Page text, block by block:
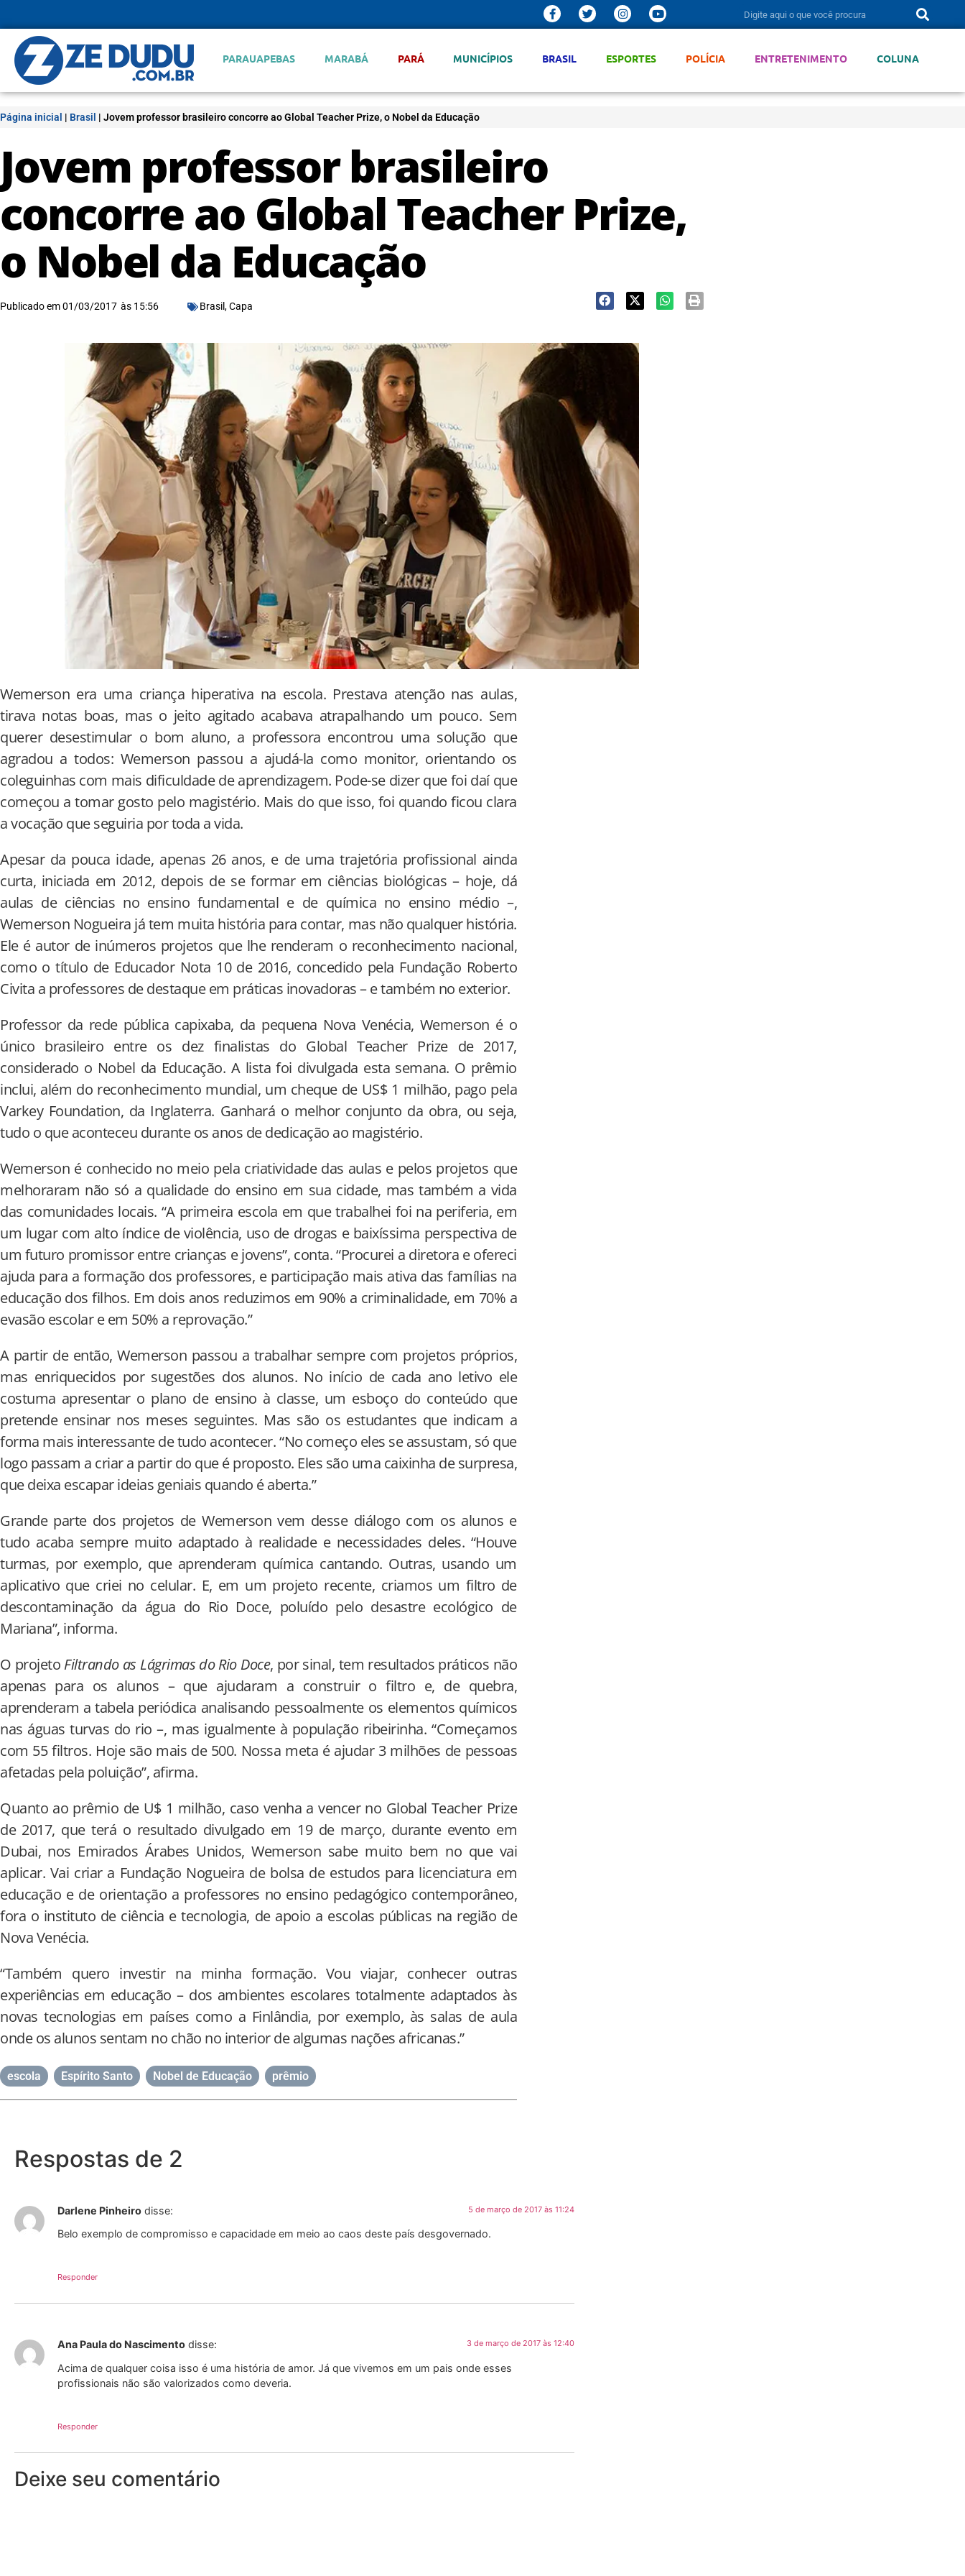
PARAUAPEBAS MARABÁ PARÁ MUNICÍPIOS BRASIL ESPORTES POLÍCIA ENTRETENIMENTO COLUNA
Página inicial | Brasil | Jovem professor brasileiro concorre ao Global Teacher Prize, o Nobel da Educação
Jovem professor brasileiro
concorre ao Global Teacher Prize,
o Nobel da Educação
Publicado em01/03/2017 às 15:56 Brasil,Capa
Wemerson era uma criança hiperativa na escola. Prestava atenção nas aulas,
tirava notas boas, mas o jeito agitado acabava atrapalhando um pouco. Sem
querer desestimular o bom aluno, a professora encontrou uma solução que
agradou a todos: Wemerson passou a ajudá-la como monitor, orientando os
coleguinhas com mais dificuldade de aprendizagem. Pode-se dizer que foi daí que
começou a tomar gosto pelo magistério. Mais do que isso, foi quando ficou clara
a vocação que seguiria por toda a vida.
Apesar da pouca idade, apenas 26 anos, e de uma trajetória profissional ainda
curta, iniciada em 2012, depois de se formar em ciências biológicas – hoje, dá
aulas de ciências no ensino fundamental e de química no ensino médio –,
Wemerson Nogueira já tem muita história para contar, mas não qualquer história.
Ele é autor de inúmeros projetos que lhe renderam o reconhecimento nacional,
como o título de Educador Nota 10 de 2016, concedido pela Fundação Roberto
Civita a professores de destaque em práticas inovadoras – e também no exterior.
Professor da rede pública capixaba, da pequena Nova Venécia, Wemerson é o
único brasileiro entre os dez finalistas do Global Teacher Prize de 2017,
considerado o Nobel da Educação. A lista foi divulgada esta semana. O prêmio
inclui, além do reconhecimento mundial, um cheque de US$ 1 milhão, pago pela
Varkey Foundation, da Inglaterra. Ganhará o melhor conjunto da obra, ou seja,
tudo o que aconteceu durante os anos de dedicação ao magistério.
Wemerson é conhecido no meio pela criatividade das aulas e pelos projetos que
melhoraram não só a qualidade do ensino em sua cidade, mas também a vida
das comunidades locais. “A primeira escola em que trabalhei foi na periferia, em
um lugar com alto índice de violência, uso de drogas e baixíssima perspectiva de
um futuro promissor entre crianças e jovens”, conta. “Procurei a diretora e ofereci
ajuda para a formação dos professores, e participação mais ativa das famílias na
educação dos filhos. Em dois anos reduzimos em 90% a criminalidade, em 70% a
evasão escolar e em 50% a reprovação.”
A partir de então, Wemerson passou a trabalhar sempre com projetos próprios,
mas enriquecidos por sugestões dos alunos. No início de cada ano letivo ele
costuma apresentar o plano de ensino à classe, um esboço do conteúdo que
pretende ensinar nos meses seguintes. Mas são os estudantes que indicam a
forma mais interessante de tudo acontecer. “No começo eles se assustam, só que
logo passam a criar a partir do que é proposto. Eles são uma caixinha de surpresa,
que deixa escapar ideias geniais quando é aberta.”
Grande parte dos projetos de Wemerson vem desse diálogo com os alunos e
tudo acaba sempre muito adaptado à realidade e necessidades deles. “Houve
turmas, por exemplo, que aprenderam química cantando. Outras, usando um
aplicativo que criei no celular. E, em um projeto recente, criamos um filtro de
descontaminação da água do Rio Doce, poluído pelo desastre ecológico de
Mariana”, informa.
O projeto Filtrando as Lágrimas do Rio Doce, por sinal, tem resultados práticos não
apenas para os alunos – que ajudaram a construir o filtro e, de quebra,
aprenderam a tabela periódica analisando pessoalmente os elementos químicos
nas águas turvas do rio –, mas igualmente à população ribeirinha. “Começamos
com 55 filtros. Hoje são mais de 500. Nossa meta é ajudar 3 milhões de pessoas
afetadas pela poluição”, afirma.
Quanto ao prêmio de U$ 1 milhão, caso venha a vencer no Global Teacher Prize
de 2017, que terá o resultado divulgado em 19 de março, durante evento em
Dubai, nos Emirados Árabes Unidos, Wemerson sabe muito bem no que vai
aplicar. Vai criar a Fundação Nogueira de bolsa de estudos para licenciatura em
educação e de orientação a professores no ensino pedagógico contemporâneo,
fora o instituto de ciência e tecnologia, de apoio a escolas públicas na região de
Nova Venécia.
“Também quero investir na minha formação. Vou viajar, conhecer outras
experiências em educação – dos ambientes escolares totalmente adaptados às
novas tecnologias em países como a Finlândia, por exemplo, às salas de aula
onde os alunos sentam no chão no interior de algumas nações africanas.”
escola Espírito Santo Nobel de Educação prêmio
Respostas de 2
Darlene Pinheiro disse: 5 de março de 2017 às 11:24
Belo exemplo de compromisso e capacidade em meio ao caos deste país desgovernado.
Responder
Ana Paula do Nascimento disse: 3 de março de 2017 às 12:40
Acima de qualquer coisa isso é uma história de amor. Já que vivemos em um pais onde esses
profissionais não são valorizados como deveria.
Responder
Deixe seu comentário